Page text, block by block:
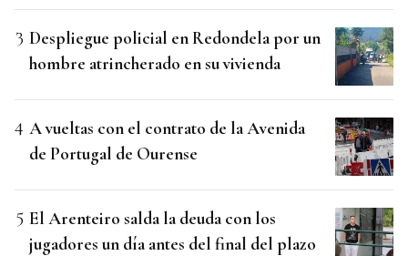
Despliegue policial en Redondela por un
hombre atrincherado en su vivienda
A vueltas con el contrato de la Avenida
de Portugal de Ourense
El Arenteiro salda la deuda con los
jugadores un día antes del final del plazo